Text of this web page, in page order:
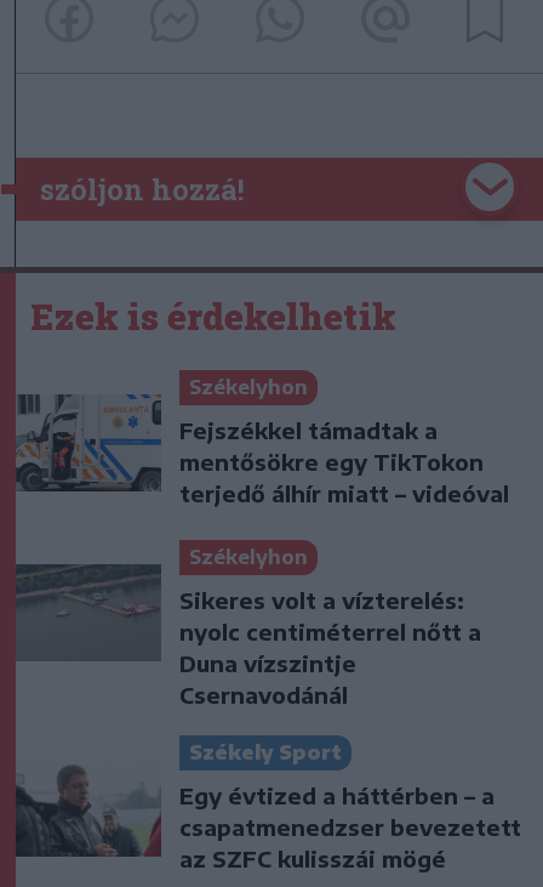
szóljon hozzá!
Ezek is érdekelhetik
Székelyhon
Fejszékkel támadtak a
mentősökre egy TikTokon
terjedő álhír miatt – videóval
Székelyhon
Sikeres volt a vízterelés:
nyolc centiméterrel nőtt a
Duna vízszintje
Csernavodánál
Székely Sport
Egy évtized a háttérben – a
csapatmenedzser bevezetett
az SZFC kulisszái mögé